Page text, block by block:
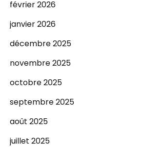
février 2026
janvier 2026
décembre 2025
novembre 2025
octobre 2025
septembre 2025
août 2025
juillet 2025